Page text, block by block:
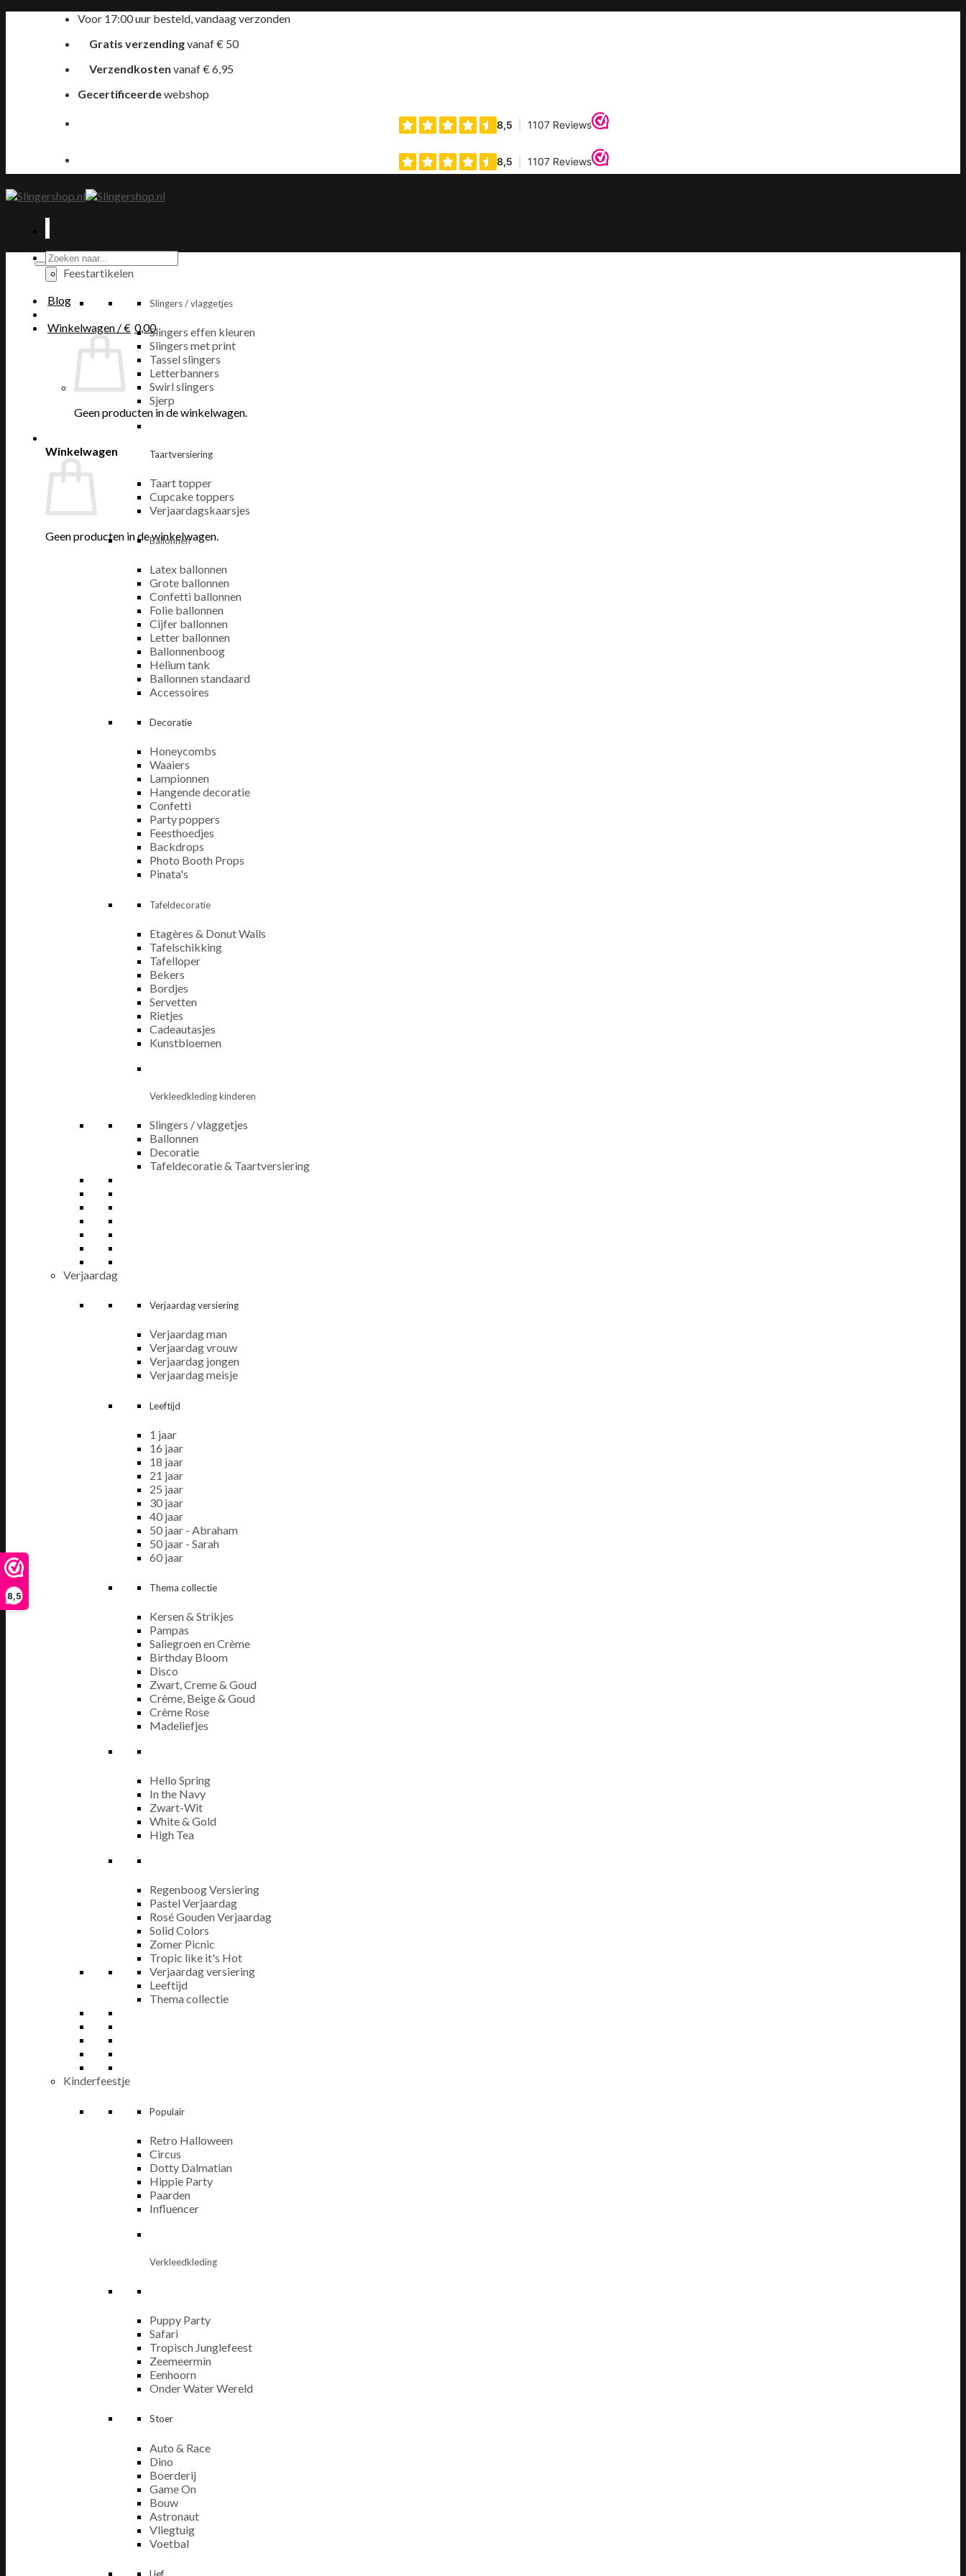
8,5
Voor 17:00 uur besteld, vandaag verzonden
Gratis verzendingvanaf € 50
Verzendkosten vanaf € 6,95
Gecertificeerdewebshop
Producten
zoeken
Blog
Winkelwagen /€ 0,00
Geen producten in de winkelwagen.
Winkelwagen
Geen producten in de winkelwagen.
Feestartikelen
Slingers / vlaggetjes
Slingers effen kleuren
Slingers met print
Tassel slingers
Letterbanners
Swirl slingers
Sjerp
Taartversiering
Taart topper
Cupcake toppers
Verjaardagskaarsjes
Ballonnen
Latex ballonnen
Grote ballonnen
Confetti ballonnen
Folie ballonnen
Cijfer ballonnen
Letter ballonnen
Ballonnenboog
Helium tank
Ballonnen standaard
Accessoires
Decoratie
Honeycombs
Waaiers
Lampionnen
Hangende decoratie
Confetti
Party poppers
Feesthoedjes
Backdrops
Photo Booth Props
Pinata's
Tafeldecoratie
Etagères & Donut Walls
Tafelschikking
Tafelloper
Bekers
Bordjes
Servetten
Rietjes
Cadeautasjes
Kunstbloemen
Verkleedkleding kinderen
Slingers / vlaggetjes
Ballonnen
Decoratie
Tafeldecoratie & Taartversiering
Verjaardag
Verjaardag versiering
Verjaardag man
Verjaardag vrouw
Verjaardag jongen
Verjaardag meisje
Leeftijd
1 jaar
16 jaar
18 jaar
21 jaar
25 jaar
30 jaar
40 jaar
50 jaar - Abraham
50 jaar - Sarah
60 jaar
Thema collectie
Kersen & Strikjes
Pampas
Saliegroen en Crème
Birthday Bloom
Disco
Zwart, Creme & Goud
Crème, Beige & Goud
Crème Rose
Madeliefjes
Hello Spring
In the Navy
Zwart-Wit
White & Gold
High Tea
Regenboog Versiering
Pastel Verjaardag
Rosé Gouden Verjaardag
Solid Colors
Zomer Picnic
Tropic like it's Hot
Verjaardag versiering
Leeftijd
Thema collectie
Kinderfeestje
Populair
Retro Halloween
Circus
Dotty Dalmatian
Hippie Party
Paarden
Influencer
Verkleedkleding
Puppy Party
Safari
Tropisch Junglefeest
Zeemeermin
Eenhoorn
Onder Water Wereld
Stoer
Auto & Race
Dino
Boerderij
Game On
Bouw
Astronaut
Vliegtuig
Voetbal